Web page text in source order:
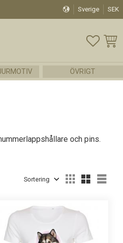
Sverige SEK
ÖVRIGT
och pins.